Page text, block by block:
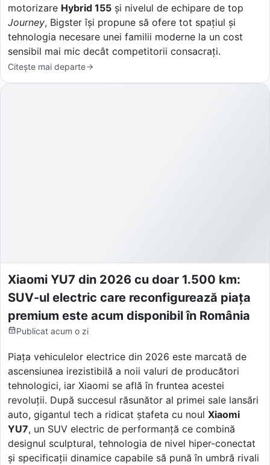
motorizare Hybrid 155 și nivelul de echipare de top
Journey, Bigster își propune să ofere tot spațiul și
tehnologia necesare unei familii moderne la un cost
sensibil mai mic decât competitorii consacrați.
Citește mai departe
Xiaomi YU7 din 2026 cu doar 1.500 km:
SUV-ul electric care reconfigurează piața
premium este acum disponibil în România
Publicat acum o zi
Piața vehiculelor electrice din 2026 este marcată de
ascensiunea irezistibilă a noii valuri de producători
tehnologici, iar Xiaomi se află în fruntea acestei
revoluții. După succesul răsunător al primei sale lansări
auto, gigantul tech a ridicat ștafeta cu noul Xiaomi
YU7, un SUV electric de performanță ce combină
designul sculptural, tehnologia de nivel hiper-conectat
și specificații dinamice capabile să pună în umbră rivali